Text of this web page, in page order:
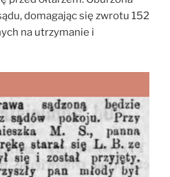
domagając się zwrotu 152
na utrzymanie i